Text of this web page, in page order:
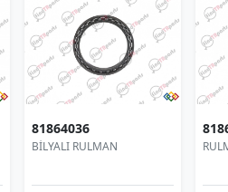
81864036
BİLYALI RULMAN